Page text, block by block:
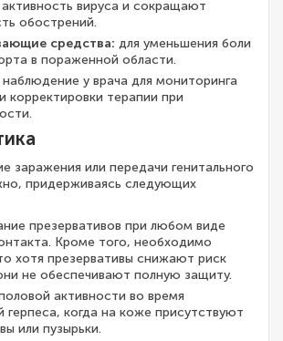
вируса и сокращают
обострений.
средства: для уменьшения боли
в пораженной области.
наблюдение у врача для мониторинга
корректировки терапии при
заражения или передачи генитального
придерживаясь следующих
презервативов при любом виде
Кроме того, необходимо
хотя презервативы снижают риск
не обеспечивают полную защиту.
активности во время
герпеса, когда на коже присутствуют
или пузырьки.